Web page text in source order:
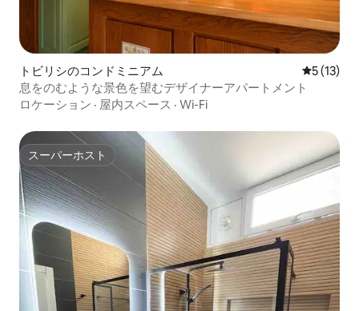
トビリシのコンドミニアム レビュー
5 (13)
息をのむような景色を望むデザイナーアパートメント
ロケーション · 屋内スペース · Wi-Fi
スーパーホスト
スーパーホスト